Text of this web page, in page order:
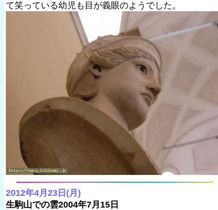
て笑っている幼児も目が義眼のようでした。
2012年4月23日(月)
生駒山での雲2004年7月15日